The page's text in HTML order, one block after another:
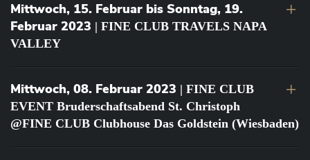
Mittwoch, 15. Februar bis Sonntag, 19.
Februar 2023 | FINE CLUB TRAVELS NAPA
VALLEY
Mittwoch, 08. Februar 2023 | FINE CLUB
EVENT Bruderschaftsabend St. Christoph
@FINE CLUB Clubhouse Das Goldstein (Wiesbaden)